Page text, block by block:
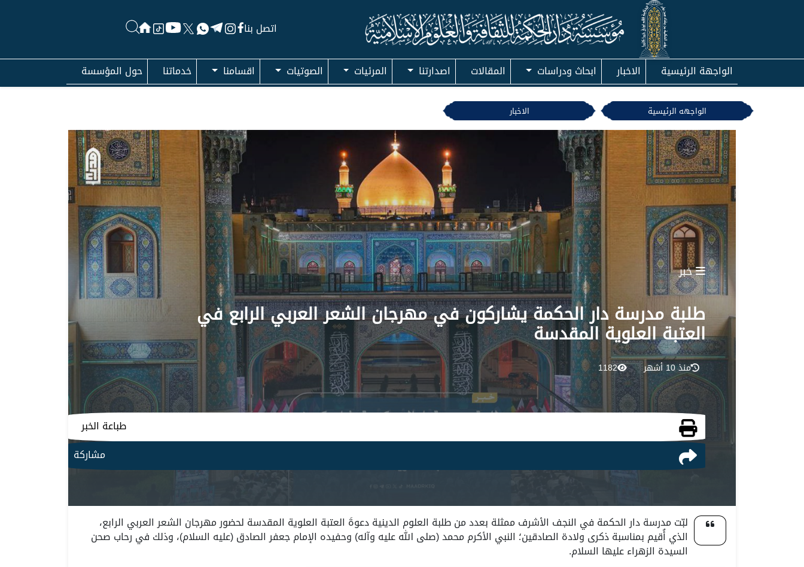
اتصل بنا
الواجهة الرئيسية الاخبار ابحاث ودراسات المقالات اصدارتنا المرئيات الصوتيات اقسامنا خدماتنا حول المؤسسة
الواجهه الرئيسية الاخبار
خبر
طلبة مدرسة دار الحكمة يشاركون في مهرجان الشعر العربي الرابع في
العتبة العلوية المقدسة
منذ 10 أشهر 1182
طباعة الخبر
مشاركة
لبّت مدرسة دار الحكمة في النجف الأشرف ممثلة بعدد من طلبة العلوم الدينية دعوةَ العتبة العلوية المقدسة لحضور مهرجان الشعر العربي الرابع،
الذي أُقيم بمناسبة ذكرى ولادة الصادقين؛ النبي الأكرم محمد (صلى الله عليه وآله) وحفيده الإمام جعفر الصادق (عليه السلام)، وذلك في رحاب صحن
السيدة الزهراء عليها السلام.